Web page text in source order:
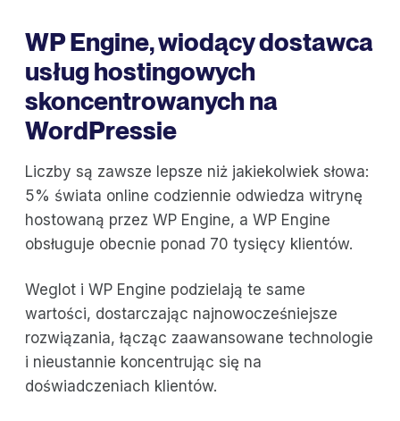
WP Engine, wiodący dostawca
usług hostingowych
skoncentrowanych na
WordPressie
Liczby są zawsze lepsze niż jakiekolwiek słowa:
5% świata online codziennie odwiedza witrynę
hostowaną przez WP Engine, a WP Engine
obsługuje obecnie ponad 70 tysięcy klientów.
Weglot i WP Engine podzielają te same
wartości, dostarczając najnowocześniejsze
rozwiązania, łącząc zaawansowane technologie
i nieustannie koncentrując się na
doświadczeniach klientów.